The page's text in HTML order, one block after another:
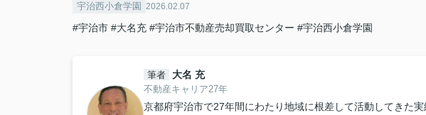
宇治西小倉学園 2026.02.07
#宇治市 #大名充 #宇治市不動産売却買取センター #宇治西小倉学園
筆者 大名 充
不動産キャリア27年
京都府宇治市で27年間にわたり地域に根差して活動してきた